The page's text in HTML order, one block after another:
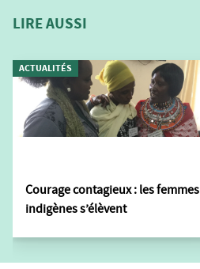
LIRE AUSSI
ACTUALITÉS
Courage contagieux : les femmes
indigènes s’élèvent